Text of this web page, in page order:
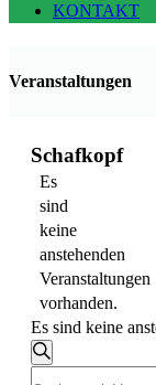
KONTAKT
Veranstaltungen
Schafkopf
Es
sind
keine
anstehenden
Veranstaltungen
vorhanden.
Es sind keine
Suche